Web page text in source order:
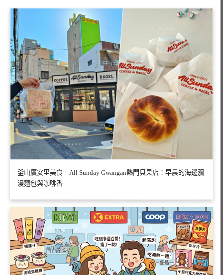
釜山廣安里美食｜All Sunday Gwangan熱門貝果店：早晨的海邊瀰
漫麵包與咖啡香